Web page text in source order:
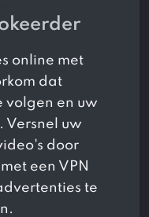
online met
dat
volgen en uw
Versnel uw
door
een VPN
te